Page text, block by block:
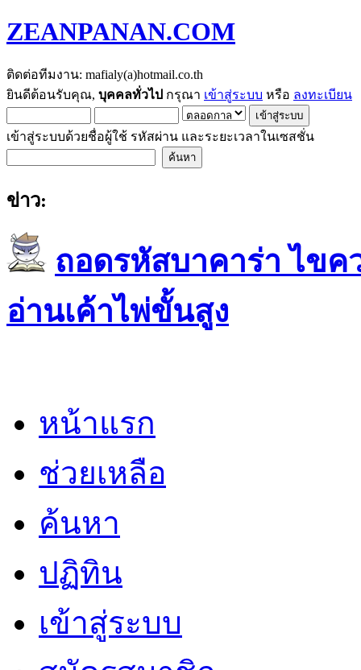
ZEANPANAN.COM
ติดต่อทีมงาน: mafialy(a)hotmail.co.th
ยินดีต้อนรับคุณ, บุคคลทั่วไป กรุณา เข้าสู่ระบบ หรือ ลงทะเบียน
เข้าสู่ระบบด้วยชื่อผู้ใช้ รหัสผ่าน และระยะเวลาในเซสชั่น
ข่าว:
ถอดรหัสบาคาร่า ไขค
อ่านเค้าไพ่ขั้นสูง
หน้าแรก
ช่วยเหลือ
ค้นหา
ปฏิทิน
เข้าสู่ระบบ